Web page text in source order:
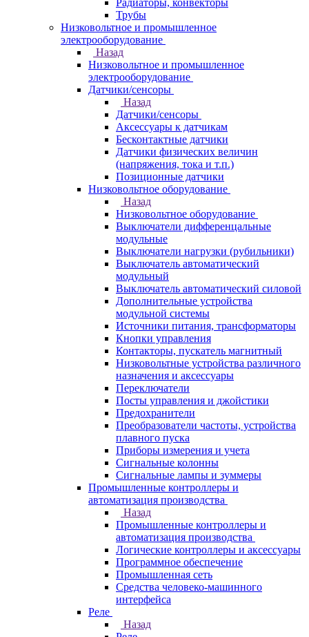
Радиаторы, конвекторы
Трубы
Низковольтное и промышленное
электрооборудование
Назад
Низковольтное и промышленное
электрооборудование
Датчики/сенсоры
Назад
Датчики/сенсоры
Аксессуары к датчикам
Бесконтактные датчики
Датчики физических величин
(напряжения, тока и т.п.)
Позиционные датчики
Низковольтное оборудование
Назад
Низковольтное оборудование
Выключатели дифференцальные
модульные
Выключатели нагрузки (рубильники)
Выключатель автоматический
модульный
Выключатель автоматический силовой
Дополнительные устройства
модульной системы
Источники питания, трансформаторы
Кнопки управления
Контакторы, пускатель магнитный
Низковольтные устройства различного
назначения и аксессуары
Переключатели
Посты управления и джойстики
Предохранители
Преобразователи частоты, устройства
плавного пуска
Приборы измерения и учета
Сигнальные колонны
Сигнальные лампы и зуммеры
Промышленные контроллеры и
автоматизация производства
Назад
Промышленные контроллеры и
автоматизация производства
Логические контроллеры и аксессуары
Программное обеспечение
Промышленная сеть
Средства человеко-машинного
интерфейса
Реле
Назад